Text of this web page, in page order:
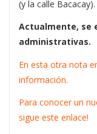
(y la calle Bacacay).
Actualmente, se
administrativas.
En esta otra nota
información.
Para conocer un
sigue este enlace!